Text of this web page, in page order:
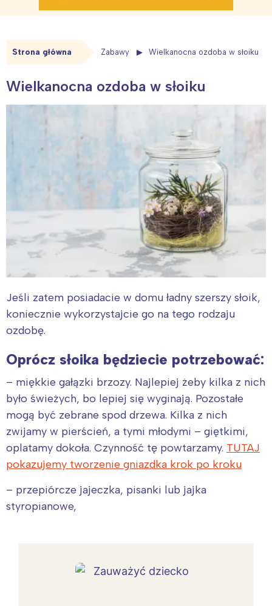
Strona główna Zabawy Wielkanocna ozdoba w słoiku
Wielkanocna ozdoba w słoiku
Jeśli zatem posiadacie w domu ładny szerszy słoik,
koniecznie wykorzystajcie go na tego rodzaju
ozdobę.
Oprócz słoika będziecie potrzebować:
– miękkie gałązki brzozy. Najlepiej żeby kilka z nich
było świeżych, bo lepiej się wyginają. Pozostałe
mogą być zebrane spod drzewa. Kilka z nich
zwijamy w pierścień, a tymi młodymi – giętkimi,
oplatamy dokoła. Czynność tę powtarzamy. TUTAJ
pokazujemy tworzenie gniazdka krok po kroku
– przepiórcze jajeczka, pisanki lub jajka
styropianowe,